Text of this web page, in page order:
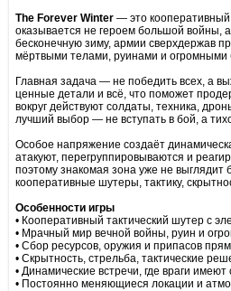
The Forever Winter — это кооперативный
оказывается не героем большой войны,
бесконечную зиму, армии сверхдержав
мёртвыми телами, руинами и
Главная задача — не победить всех, а
ценные детали и всё, что поможет
вокруг действуют солдаты, техника,
лучший выбор — не вступать в бой, а
Особое напряжение создаёт
атакуют, перегруппировываются и
поэтому знакомая зона уже не
кооперативные шутеры, тактику,
Особенности игры
• Кооперативный тактический шутер с
• Мрачный мир вечной войны, руин и
• Сбор ресурсов, оружия и припасов
• Скрытность, стрельба, тактические
• Динамические встречи, где враги
• Постоянно меняющиеся локации и